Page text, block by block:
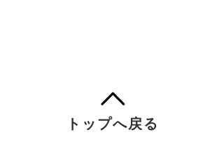
トップへ戻る